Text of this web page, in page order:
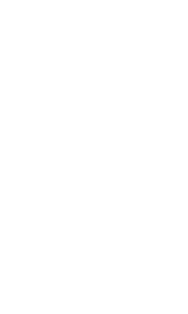
nápoje za poplatek